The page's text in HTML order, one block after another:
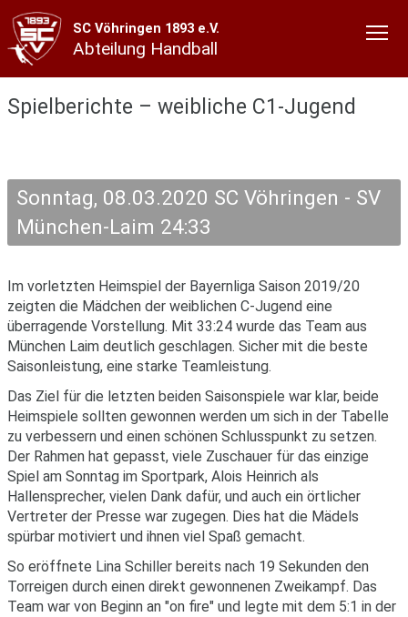
SC Vöhringen 1893 e.V.
Abteilung Handball
Spielberichte – weibliche C1-Jugend
Sonntag, 08.03.2020 SC Vöhringen - SV
München-Laim 24:33
Im vorletzten Heimspiel der Bayernliga Saison 2019/20
zeigten die Mädchen der weiblichen C-Jugend eine
überragende Vorstellung. Mit 33:24 wurde das Team aus
München Laim deutlich geschlagen. Sicher mit die beste
Saisonleistung, eine starke Teamleistung.
Das Ziel für die letzten beiden Saisonspiele war klar, beide
Heimspiele sollten gewonnen werden um sich in der Tabelle
zu verbessern und einen schönen Schlusspunkt zu setzen.
Der Rahmen hat gepasst, viele Zuschauer für das einzige
Spiel am Sonntag im Sportpark, Alois Heinrich als
Hallensprecher, vielen Dank dafür, und auch ein örtlicher
Vertreter der Presse war zugegen. Dies hat die Mädels
spürbar motiviert und ihnen viel Spaß gemacht.
So eröffnete Lina Schiller bereits nach 19 Sekunden den
Torreigen durch einen direkt gewonnenen Zweikampf. Das
Team war von Beginn an "on fire" und legte mit dem 5:1 in der